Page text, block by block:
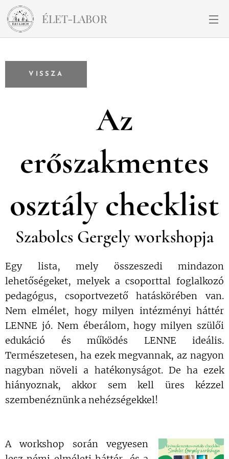
ÉLET-LABOR
VISSZA
Az
erőszakmentes
osztály checklist
Szabolcs Gergely workshopja
Egy lista, mely összeszedi mindazon
lehetőségeket, melyek a csoporttal foglalkozó
pedagógus, csoportvezető hatáskörében van.
Nem elmélet, hogy milyen intézményi háttér
LENNE jó. Nem éberálom, hogy milyen szülői
edukáció és működés LENNE ideális.
Természetesen, ha ezek megvannak, az nagyon
nagyban növeli a hatékonyságot. De ha ezek
hiányoznak, akkor sem kell üres kézzel
szembenéznünk a nehézségekkel!
A workshop során vegyesen